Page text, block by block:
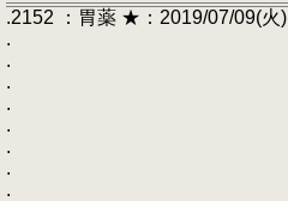
.2152 ：胃薬 ★：2019/07/09(火
.
.
.
.
.
.
.
.